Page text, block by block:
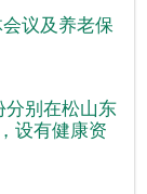
议及养老保
分别在松山东
设有健康资